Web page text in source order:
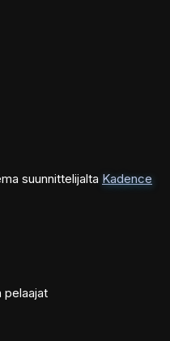
suunnittelijalta Kadence
pelaajat